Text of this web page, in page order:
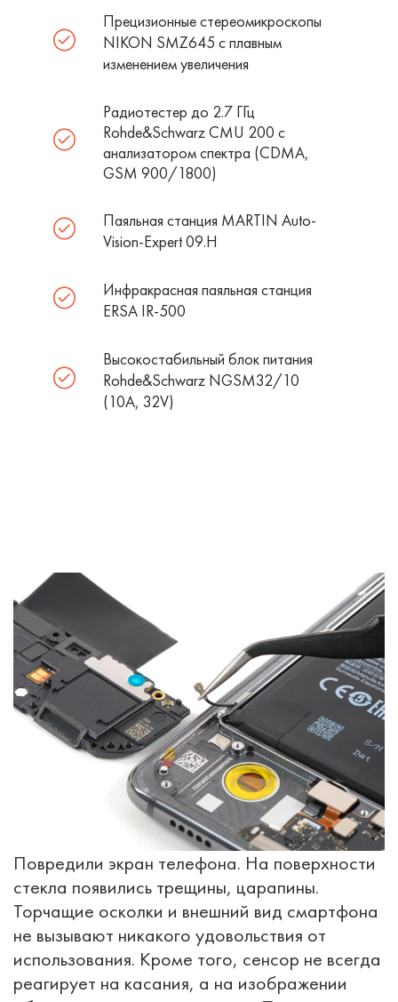
Прецизионные стереомикроскопы
NIKON SMZ645 c плавным
изменением увеличения
Радиотестер до 2.7 ГГц
Rohde&Schwarz CMU 200 с
анализатором спектра (CDMA,
GSM 900/1800)
Паяльная станция MARTIN Auto-
Vision-Expert 09.H
Инфракрасная паяльная станция
ERSA IR-500
Высокостабильный блок питания
Rohde&Schwarz NGSM32/10
(10А, 32V)
Повредили экран телефона. На поверхности
стекла появились трещины, царапины.
Торчащие осколки и внешний вид смартфона
не вызывают никакого удовольствия от
использования. Кроме того, сенсор не всегда
реагирует на касания, а на изображении